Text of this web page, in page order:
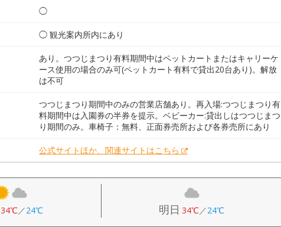
◯
◯ 観光案内所内にあり
あり。つつじまつり有料期間中はペットカートまたはキャリーケ
ース使用の場合のみ可(ペットカート有料で貸出20台あり)。解放
は不可
つつじまつり期間中のみの営業店舗あり。再入場:つつじまつり有
料期間中は入園券の半券を提示。ベビーカー:貸出しはつつじまつ
り期間のみ。車椅子：無料、正面券売所および各券売所にあり
公式サイトほか、関連サイトはこちら
34℃／24℃ 明日 34℃／24℃